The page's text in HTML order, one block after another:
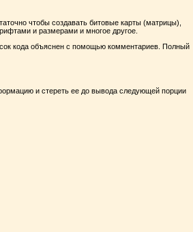
чтобы создавать битовые карты (матрицы),
и размерами и многое другое.
кода объяснен с помощью комментариев. Полный
и стереть ее до вывода следующей порции